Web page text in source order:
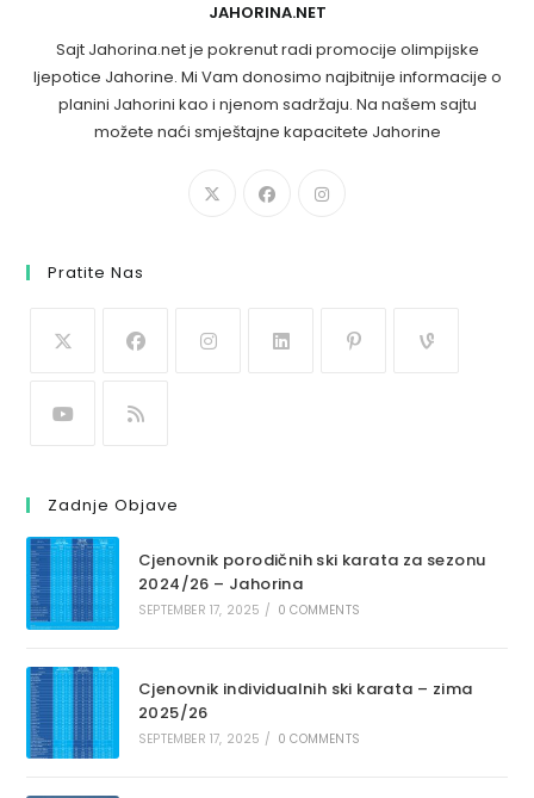
JAHORINA.NET
Sajt Jahorina.net je pokrenut radi promocije olimpijske
ljepotice Jahorine. Mi Vam donosimo najbitnije informacije o
planini Jahorini kao i njenom sadržaju. Na našem sajtu
možete naći smještajne kapacitete Jahorine
Pratite Nas
Zadnje Objave
Cjenovnik porodičnih ski karata za sezonu
2024/26 – Jahorina
SEPTEMBER 17, 2025 / 0 COMMENTS
Cjenovnik individualnih ski karata – zima
2025/26
SEPTEMBER 17, 2025 / 0 COMMENTS